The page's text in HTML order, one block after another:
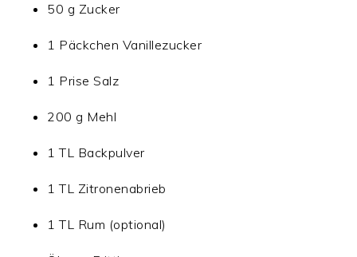
50 g Zucker
1 Päckchen Vanillezucker
1 Prise Salz
200 g Mehl
1 TL Backpulver
1 TL Zitronenabrieb
1 TL Rum (optional)